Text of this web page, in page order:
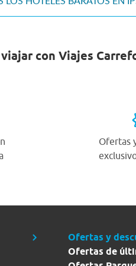
viajar con Viajes
Ofertas
Ofertas y
Ofertas de